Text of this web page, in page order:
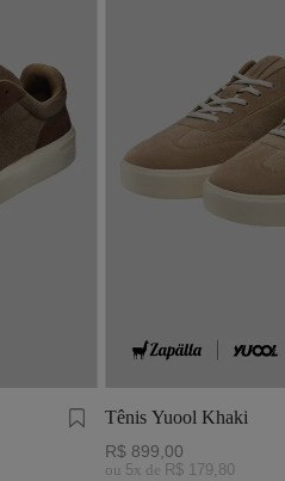
Tênis Yuool Khaki
R$ 899,00
ou 5x de R$ 179, 80